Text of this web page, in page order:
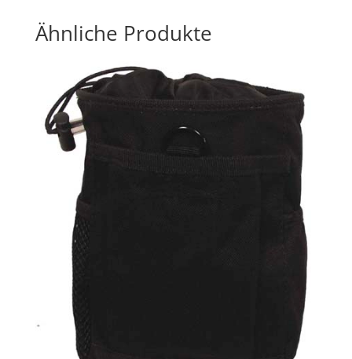
Ähnliche Produkte